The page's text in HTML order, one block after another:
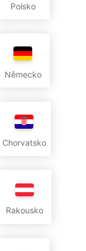
Polsko
Německo
Chorvatsko
Rakousko